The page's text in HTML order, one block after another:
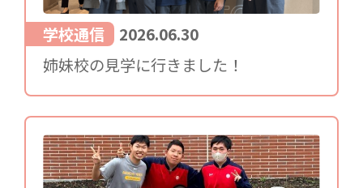
学校通信
2026.06.30
姉妹校の見学に行きました！